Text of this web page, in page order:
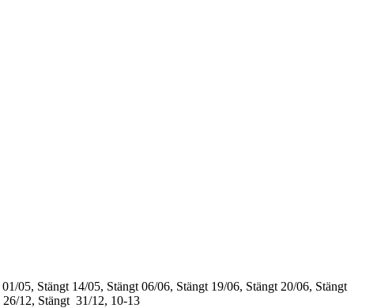
01/05, Stängt 14/05, Stängt 06/06, Stängt 19/06, Stängt 20/06, Stängt
26/12, Stängt 31/12, 10-13